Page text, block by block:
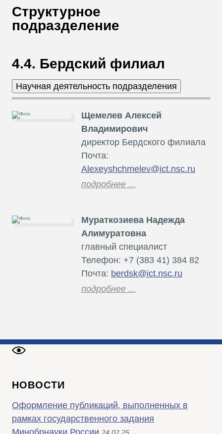
Т
Структурное
подразделение
4.4. Бердский филиал
Щемелев Алексей
Владимирович
директор Бердского филиала
Почта:
Alexeyshchmelev@ict.nsc.ru
подробнее ...
Мураткозиева Надежда
Алимуратовна
главный специалист
Телефон: +7 (383 41) 384 82
Почта: berdsk@ict.nsc.ru
подробнее ...
НОВОСТИ
Оформление публикаций, выполненных в
рамках государственного задания
Минобрнауки России